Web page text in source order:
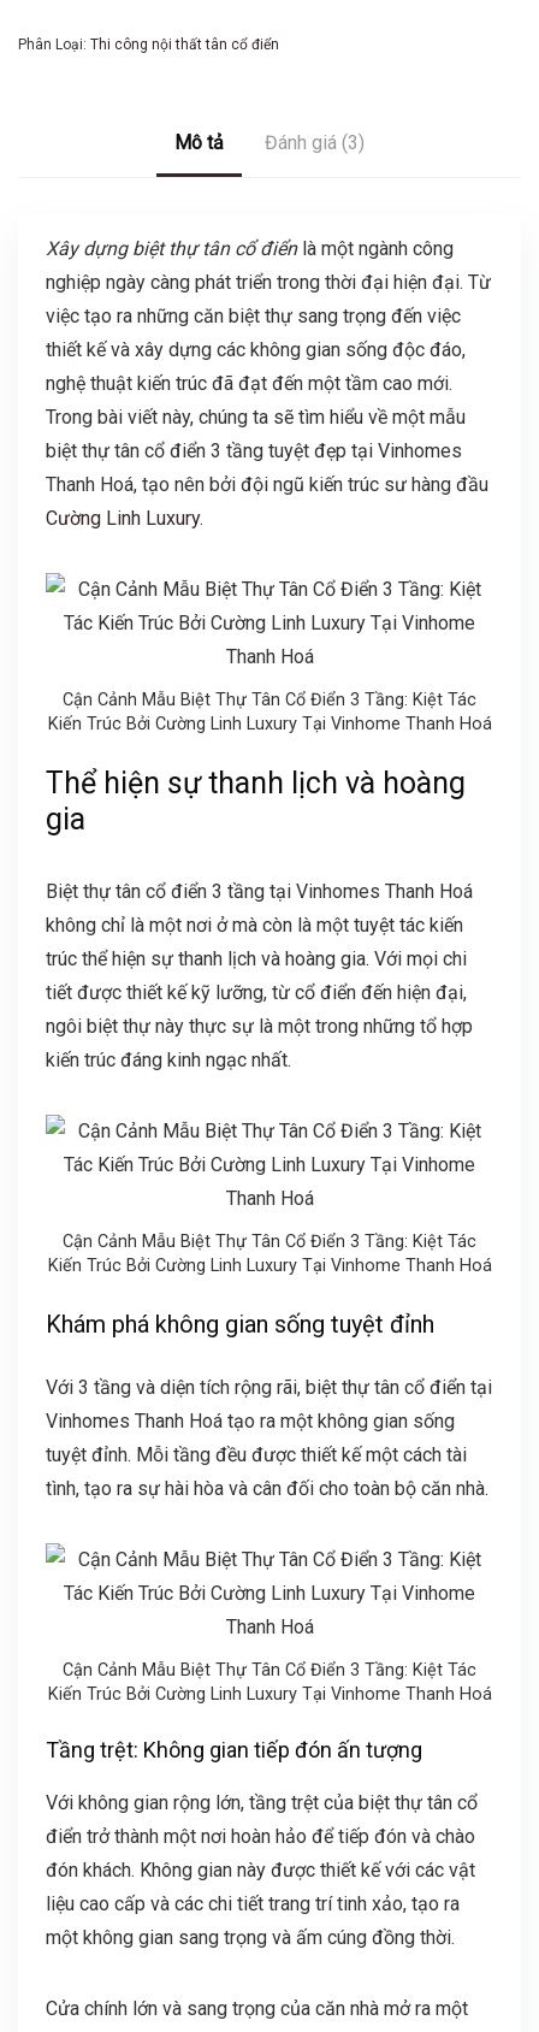
Phân Loại: Thi công nội thất tân cổ điển
Mô tả Đánh giá (3)
Xây dựng biệt thự tân cổ điểnlà một ngành công
nghiệp ngày càng phát triển trong thời đại hiện đại. Từ
việc tạo ra những căn biệt thự sang trọng đến việc
thiết kế và xây dựng các không gian sống độc đáo,
nghệ thuật kiến trúc đã đạt đến một tầm cao mới.
Trong bài viết này, chúng ta sẽ tìm hiểu về một mẫu
biệt thự tân cổ điển 3 tầng tuyệt đẹp tại Vinhomes
Thanh Hoá, tạo nên bởi đội ngũ kiến trúc sư hàng đầu
Cường Linh Luxury.
Cận Cảnh Mẫu Biệt Thự Tân Cổ Điển 3 Tầng: Kiệt Tác
Kiến Trúc Bởi Cường Linh Luxury Tại Vinhome Thanh Hoá
Thể hiện sự thanh lịch và hoàng
gia
Biệt thự tân cổ điển 3 tầng tại Vinhomes Thanh Hoá
không chỉ là một nơi ở mà còn là một tuyệt tác kiến
trúc thể hiện sự thanh lịch và hoàng gia. Với mọi chi
tiết được thiết kế kỹ lưỡng, từ cổ điển đến hiện đại,
ngôi biệt thự này thực sự là một trong những tổ hợp
kiến trúc đáng kinh ngạc nhất.
Cận Cảnh Mẫu Biệt Thự Tân Cổ Điển 3 Tầng: Kiệt Tác
Kiến Trúc Bởi Cường Linh Luxury Tại Vinhome Thanh Hoá
Khám phá không gian sống tuyệt đỉnh
Với 3 tầng và diện tích rộng rãi, biệt thự tân cổ điển tại
Vinhomes Thanh Hoá tạo ra một không gian sống
tuyệt đỉnh. Mỗi tầng đều được thiết kế một cách tài
tình, tạo ra sự hài hòa và cân đối cho toàn bộ căn nhà.
Cận Cảnh Mẫu Biệt Thự Tân Cổ Điển 3 Tầng: Kiệt Tác
Kiến Trúc Bởi Cường Linh Luxury Tại Vinhome Thanh Hoá
Tầng trệt: Không gian tiếp đón ấn tượng
Với không gian rộng lớn, tầng trệt của biệt thự tân cổ
điển trở thành một nơi hoàn hảo để tiếp đón và chào
đón khách. Không gian này được thiết kế với các vật
liệu cao cấp và các chi tiết trang trí tinh xảo, tạo ra
một không gian sang trọng và ấm cúng đồng thời.
Cửa chính lớn và sang trọng của căn nhà mở ra một